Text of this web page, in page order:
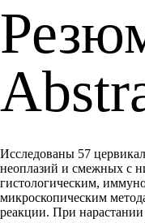
Исследованы 57
неоплазий и смежных с
гистологическим,
микроскопическим
реакции. При